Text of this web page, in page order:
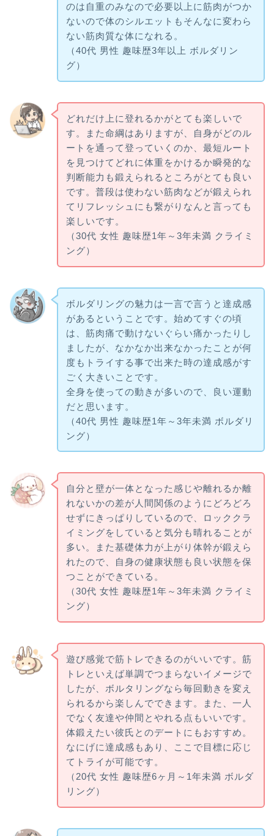
のは自重のみなので必要以上に筋肉がつか
ないので体のシルエットもそんなに変わら
ない筋肉質な体になれる。
（40代 男性 趣味歴3年以上 ボルダリン
グ）
どれだけ上に登れるかがとても楽しいで
す。また命綱はありますが、自身がどのル
ートを通って登っていくのか、最短ルート
を見つけてどれに体重をかけるか瞬発的な
判断能力も鍛えられるところがとても良い
です。普段は使わない筋肉などが鍛えられ
てリフレッシュにも繋がりなんと言っても
楽しいです。
（30代 女性 趣味歴1年～3年未満 クライミ
ング）
ボルダリングの魅力は一言で言うと達成感
があるということです。始めてすぐの頃
は、筋肉痛で動けないぐらい痛かったりし
ましたが、なかなか出来なかったことが何
度もトライする事で出来た時の達成感がす
ごく大きいことです。
全身を使っての動きが多いので、良い運動
だと思います。
（40代 男性 趣味歴1年～3年未満 ボルダリ
ング）
自分と壁が一体となった感じや離れるか離
れないかの差が人間関係のようにどろどろ
せずにきっぱりしているので、ロッククラ
イミングをしていると気分も晴れることが
多い。また基礎体力が上がり体幹が鍛えら
れたので、自身の健康状態も良い状態を保
つことができている。
（30代 女性 趣味歴1年～3年未満 クライミ
ング）
遊び感覚で筋トレできるのがいいです。筋
トレといえば単調でつまらないイメージで
したが、ボルタリングなら毎回動きを変え
られるから楽しんでできます。また、一人
でなく友達や仲間とやれる点もいいです。
体鍛えたい彼氏とのデートにもおすすめ。
なにげに達成感もあり、ここで目標に応じ
てトライが可能です。
（20代 女性 趣味歴6ヶ月～1年未満 ボルダ
リング）